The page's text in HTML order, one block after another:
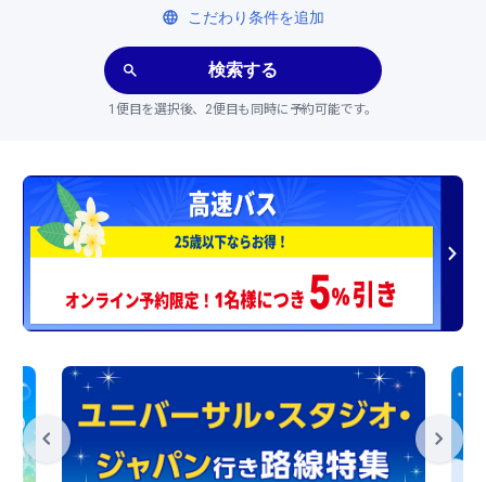
こだわり条件を追加
検索する
1便目を選択後、2便目も同時に予約可能です。